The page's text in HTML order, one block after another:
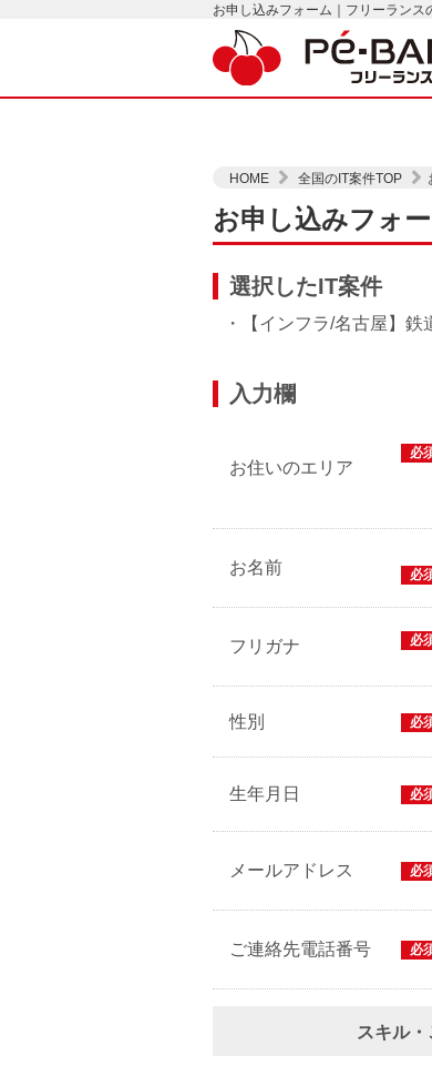
お申し込みフォーム｜フリーランス
HOME 全国のIT案件TOP
お申し込みフォ
選択したIT案件
・【インフラ/名古屋】
入力欄
お住いのエリア
必
お名前 必
フリガナ 必
性別 必
生年月日 必
メールアドレス 必
ご連絡先電話番号 必
スキル